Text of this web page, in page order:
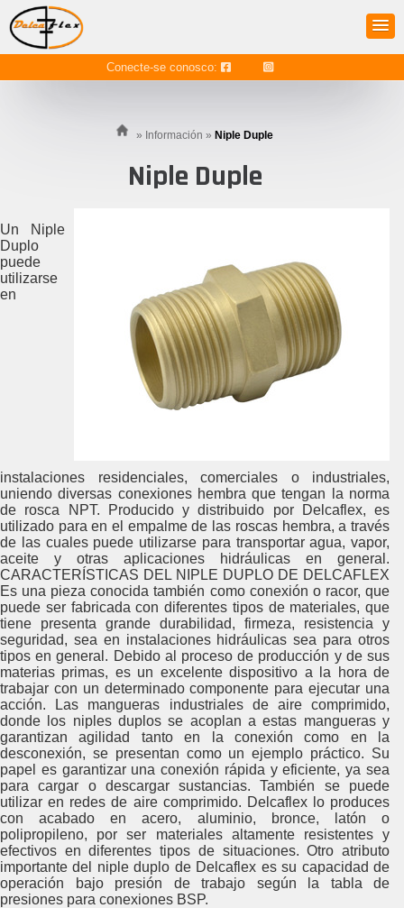
Conecte-se conosco:
» Información » Niple Duple
Niple Duple
Un Niple
Duplo
puede
utilizarse
en
instalaciones residenciales, comerciales o industriales,
uniendo diversas conexiones hembra que tengan la norma
de rosca NPT. Producido y distribuido por Delcaflex, es
utilizado para en el empalme de las roscas hembra, a través
de las cuales puede utilizarse para transportar agua, vapor,
aceite y otras aplicaciones hidráulicas en general.
CARACTERÍSTICAS DEL NIPLE DUPLO DE DELCAFLEX
Es una pieza conocida también como conexión o racor, que
puede ser fabricada con diferentes tipos de materiales, que
tiene presenta grande durabilidad, firmeza, resistencia y
seguridad, sea en instalaciones hidráulicas sea para otros
tipos en general. Debido al proceso de producción y de sus
materias primas, es un excelente dispositivo a la hora de
trabajar con un determinado componente para ejecutar una
acción. Las mangueras industriales de aire comprimido,
donde los niples duplos se acoplan a estas mangueras y
garantizan agilidad tanto en la conexión como en la
desconexión, se presentan como un ejemplo práctico. Su
papel es garantizar una conexión rápida y eficiente, ya sea
para cargar o descargar sustancias. También se puede
utilizar en redes de aire comprimido. Delcaflex lo produces
con acabado en acero, aluminio, bronce, latón o
polipropileno, por ser materiales altamente resistentes y
efectivos en diferentes tipos de situaciones. Otro atributo
importante del niple duplo de Delcaflex es su capacidad de
operación bajo presión de trabajo según la tabla de
presiones para conexiones BSP.